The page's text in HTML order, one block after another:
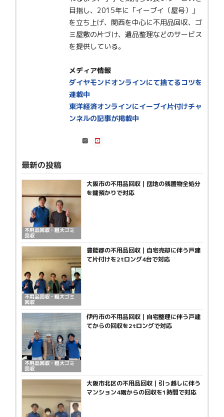
目指し、2015年に「イーブイ（屋号）」
を立ち上げ、関西を中心に不用品回収、ゴ
ミ屋敷の片づけ、遺品整理などのサービス
を提供している。
メディア情報
ダイヤモンドオンラインにて捨てるコツを
連載中
東洋経済オンラインにイーブイ片付けチャ
ンネルの記事が掲載中
最新の投稿
不用品回収・粗大ゴミ
回収
大阪市の不用品回収｜団地の残置物全処分
を鍵預かりで対応
不用品回収・粗大ゴミ
回収
豊能郡の不用品回収｜自宅売却に伴う戸建
て片付けを2tロング4台で対応
不用品回収・粗大ゴミ
回収
伊丹市の不用品回収｜自宅整理に伴う戸建
てからの回収を2tロングで対応
大阪市北区の不用品回収｜引っ越しに伴う
マンション4階からの回収を1時間で対応